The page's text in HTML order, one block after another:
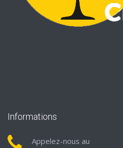
Informations
Appelez-nous au